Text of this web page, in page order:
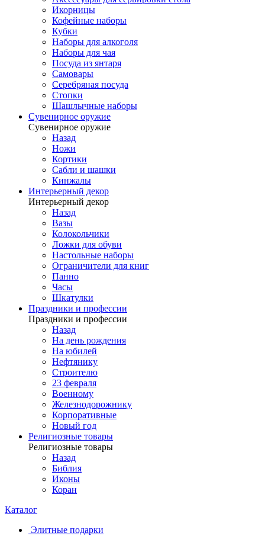
Икорницы
Кофейные наборы
Кубки
Наборы для алкоголя
Наборы для чая
Посуда из янтаря
Самовары
Серебряная посуда
Стопки
Шашлычные наборы
Сувенирное оружие
Сувенирное оружие
Назад
Ножи
Кортики
Сабли и шашки
Кинжалы
Интерьерный декор
Интерьерный декор
Назад
Вазы
Колокольчики
Ложки для обуви
Настольные наборы
Ограничители для книг
Панно
Часы
Шкатулки
Праздники и профессии
Праздники и профессии
Назад
На день рождения
На юбилей
Нефтянику
Строителю
23 февраля
Военному
Железнодорожнику
Корпоративные
Новый год
Религиозные товары
Религиозные товары
Назад
Библия
Иконы
Коран
Каталог
Элитные подарки